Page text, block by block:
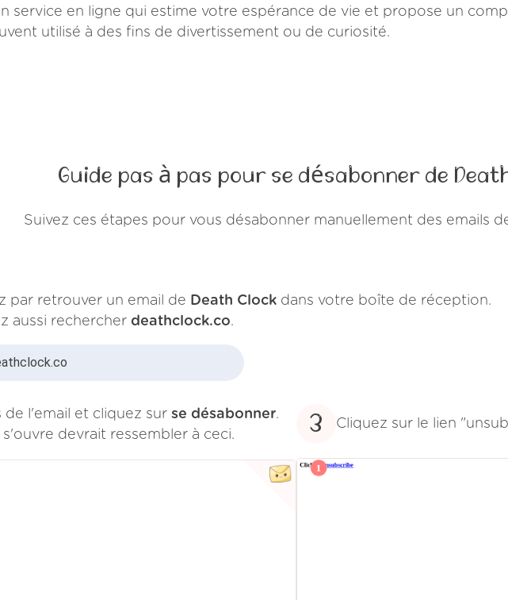
service en ligne qui estime votre espérance de vie et propose un
utilisé à des fins de divertissement ou de curiosité.
Guide pas à pas pour se désabonner de
Suivez ces étapes pour vous désabonner manuellement des emails
par retrouver un email de Death Clock dans votre boîte de réception.
aussi rechercher deathclock.co.
de l'email et cliquez sur se désabonner.
s'ouvre devrait ressembler à ceci.
3 Cliquez sur le lien